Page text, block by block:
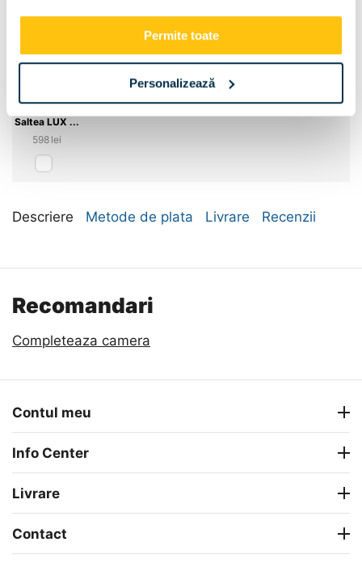
Permite toate
Personalizează
Saltea LUX ...
‍598‍ lei
Descriere Metode de plata Livrare Recenzii
Recomandari
Completeaza camera
Contul meu
Info Center
Livrare
Contact